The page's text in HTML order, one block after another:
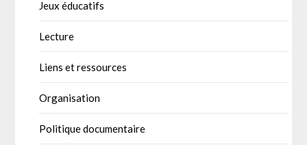
Jeux éducatifs
Lecture
Liens et ressources
Organisation
Politique documentaire